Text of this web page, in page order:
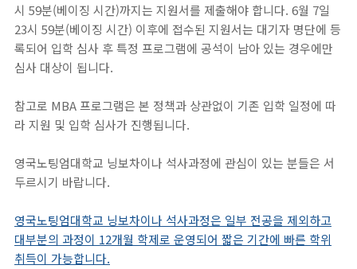
시 59분(베이징 시간)까지는 지원서를 제출해야 합니다. 6월 7일
23시 59분(베이징 시간) 이후에 접수된 지원서는 대기자 명단에 등
록되어 입학 심사 후 특정 프로그램에 공석이 남아 있는 경우에만
심사 대상이 됩니다.
참고로 MBA 프로그램은 본 정책과 상관없이 기존 입학 일정에 따
라 지원 및 입학 심사가 진행됩니다.
영국노팅엄대학교 닝보차이나 석사과정에 관심이 있는 분들은 서
두르시기 바랍니다.
영국노팅엄대학교 닝보차이나 석사과정은 일부 전공을 제외하고
대부분의 과정이 12개월 학제로 운영되어 짧은 기간에 빠른 학위
취득이 가능합니다.